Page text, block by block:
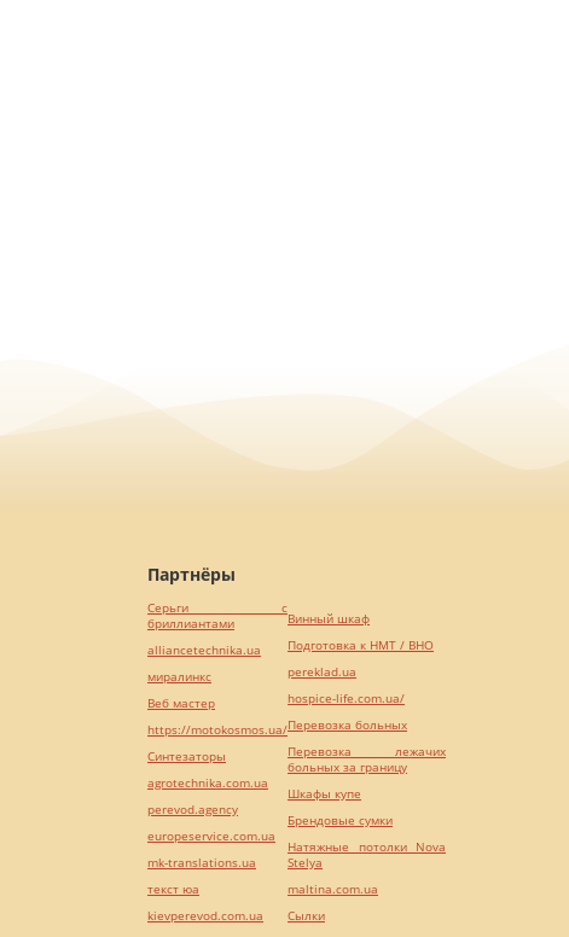
Партнёры
Серьги с
бриллиантами
alliancetechnika.ua
миралинкс
Веб мастер
https://motokosmos.ua/
Синтезаторы
agrotechnika.com.ua
perevod.agency
europeservice.com.ua
mk-translations.ua
текст юа
kievperevod.com.ua
Винный шкаф
Подготовка к НМТ / ВНО
pereklad.ua
hospice-life.com.ua/
Перевозка больных
Перевозка лежачих
больных за границу
Шкафы купе
Брендовые сумки
Натяжные потолки Nova
Stelya
maltina.com.ua
Cылки